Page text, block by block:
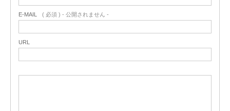
E-MAIL ( 必須 ) - 公開されません -
URL